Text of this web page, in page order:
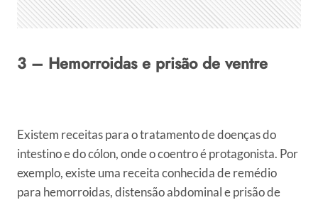
3 – Hemorroidas e prisão de ventre
Existem receitas para o tratamento de doenças do
intestino e do cólon, onde o coentro é protagonista. Por
exemplo, existe uma receita conhecida de remédio
para hemorroidas, distensão abdominal e prisão de